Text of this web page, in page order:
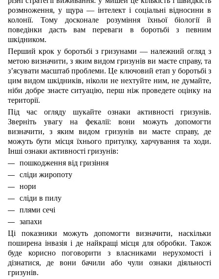
розмноження, у щура — інтелект і соціальні відносини в
колонії. Тому досконале розуміння їхньої біології й
поведінки дасть вам переваги в боротьбі з певним
шкідником.
Перший крок у боротьбі з гризунами — належний огляд з
метою визначити, з яким видом гризунів ви маєте справу, та
з’ясувати масштаб проблеми. Це ключовий етап у боротьбі з
цим видом шкідників, ніколи не нехтуйте ним, не думайте,
ніби добре знаєте ситуацію, перш ніж проведете оцінку на
території.
Під час огляду шукайте ознаки активності гризунів.
Зверніть увагу на фекалії: вони можуть допомогти
визначити, з яким видом гризунів ви маєте справу, де
можуть бути місця їхнього притулку, харчування та ходи.
Інші ознаки активності гризунів:
пошкодження від гризіння
сліди жиропоту
нори
сліди в пилу
плями сечі
запахи
Ці показники можуть допомогти визначити, наскільки
поширена інвазія і де найкращі місця для обробки. Також
буде корисно поговорити з власниками нерухомості і
дізнатися, де вони бачили або чули ознаки діяльності
гризунів.